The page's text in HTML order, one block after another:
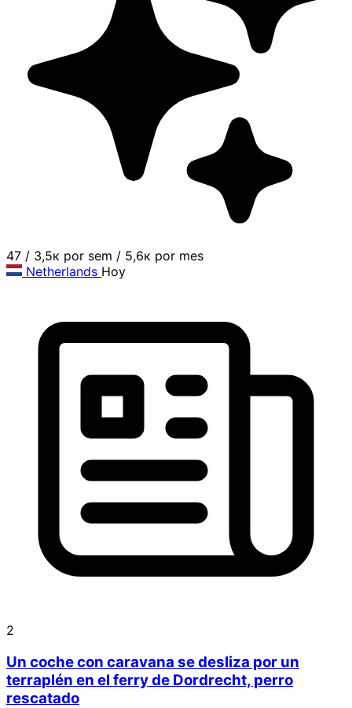
47 / 3,5к por sem / 5,6к por mes
Netherlands Hoy
2
Un coche con caravana se desliza por un
terraplén en el ferry de Dordrecht, perro
rescatado